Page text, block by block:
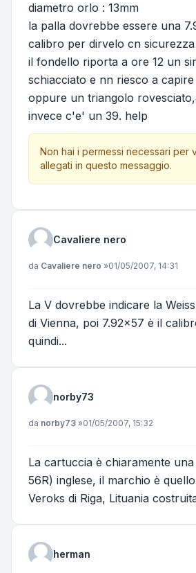
diametro orlo : 13mm
la palla dovrebbe essere una
calibro per dirvelo cn sicurezza
il fondello riporta a ore 12 un
schiacciato e nn riesco a
oppure un triangolo
invece c'e' un 39. help
Non hai i permessi necessari per
allegati in questo messaggio.
Cavaliere nero
Messaggio
da Cavaliere nero »01/05/2007, 14:31
La V dovrebbe indicare la
di Vienna, poi 7.92x57 è il
quindi...
norby73
Messaggio
da norby73 »01/05/2007, 15:32
La cartuccia è chiaramente
56R) inglese, il marchio è
Veroks di Riga, Lituania
herman